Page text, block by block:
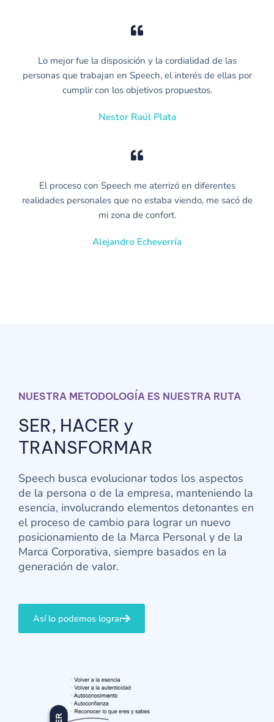
Lo mejor fue la disposición y la cordialidad de las
personas que trabajan en Speech, el interés de ellas por
cumplir con los objetivos propuestos.
Nestor Raúl Plata
El proceso con Speech me aterrizó en diferentes
realidades personales que no estaba viendo, me sacó de
mi zona de confort.
Alejandro Echeverría
NUESTRA METODOLOGÍA ES NUESTRA RUTA
SER, HACER y
TRANSFORMAR
Speech busca evolucionar todos los aspectos
de la persona o de la empresa, manteniendo la
esencia, involucrando elementos detonantes en
el proceso de cambio para lograr un nuevo
posicionamiento de la Marca Personal y de la
Marca Corporativa, siempre basados en la
generación de valor.
Así lo podemos lograr